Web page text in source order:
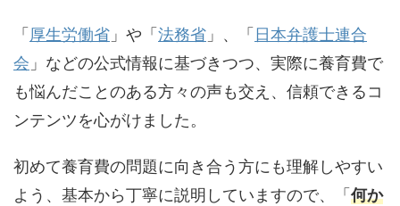
「 厚生労働省 」や「 法務省 」、「 日本弁護士連合
会 」などの公式情報に基づきつつ、実際に養育費で
も悩んだことのある方々の声も交え、信頼できるコ
ンテンツを心がけました。
初めて養育費の問題に向き合う方にも理解しやすい
よう、基本から丁寧に説明していますので、「 何か